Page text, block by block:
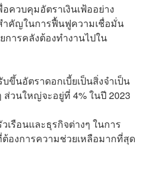
ควบคุมอัตราเงินเฟ้ออย่าง
ำคัญในการฟื้นฟูความเชื่อมั่น
ารคลังต้องทำงานไปใน
ขึ้นอัตราดอกเบี้ยเป็นสิ่งจำเป็น
วนใหญ่จะอยู่ที่ 4% ในปี 2023
รือนและธุรกิจต่างๆ ในการ
องการความช่วยเหลือมากที่สุด